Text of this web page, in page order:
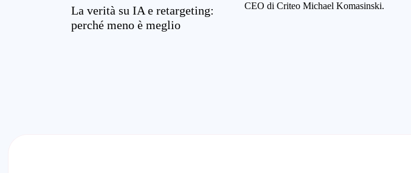
CEO di Criteo Michael Komasinski.
La verità su IA e retargeting:
perché meno è meglio